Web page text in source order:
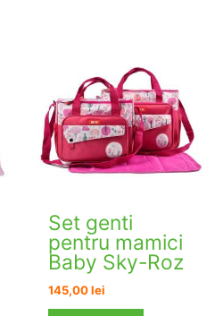
Set genti
pentru mamici
Baby Sky-Roz
145,00lei